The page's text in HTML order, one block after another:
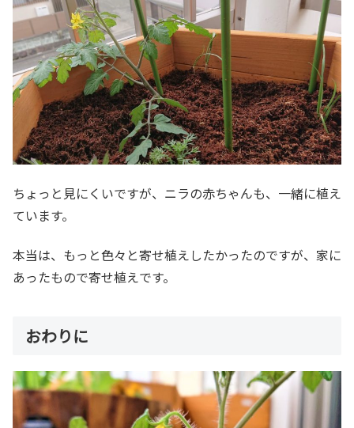
ちょっと見にくいですが、ニラの赤ちゃんも、一緒に植え
ています。
本当は、もっと色々と寄せ植えしたかったのですが、家に
あったもので寄せ植えです。
おわりに